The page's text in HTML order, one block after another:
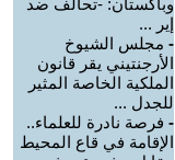
وباكستان: -تحالف ضد
إير ...
- مجلس الشيوخ
الأرجنتيني يقر قانون
الملكية الخاصة المثير
للجدل ...
- فرصة نادرة للعلماء..
الإقامة في قاع المحيط